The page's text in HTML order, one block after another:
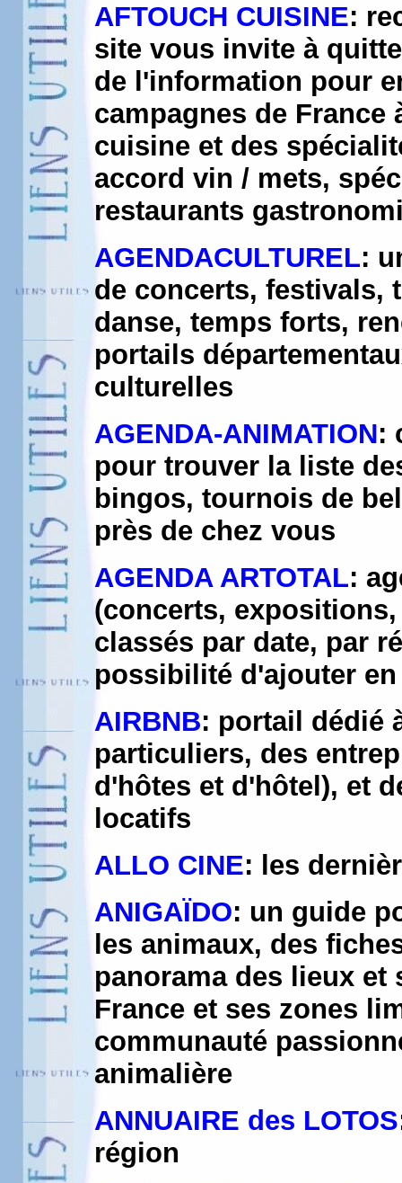
AFTOUCH CUISINE:
site vous invite à
de l'information pour
campagnes de France
cuisine et des
accord vin / mets,
restaurants
AGENDACULTUREL:
de concerts, festivals,
danse, temps forts,
portails
culturelles
AGENDA-ANIMATION:
pour trouver la liste
bingos, tournois de
près de chez vous
AGENDA ARTOTAL:
(concerts,
classés par date, par
possibilité d'ajouter
AIRBNB: portail dédié
particuliers, des
d'hôtes et d'hôtel), et
locatifs
ALLO CINE: les
ANIGAÏDO: un guide
les animaux, des
panorama des lieux
France et ses zones
communauté
animalière
ANNUAIRE des LOTOS
région